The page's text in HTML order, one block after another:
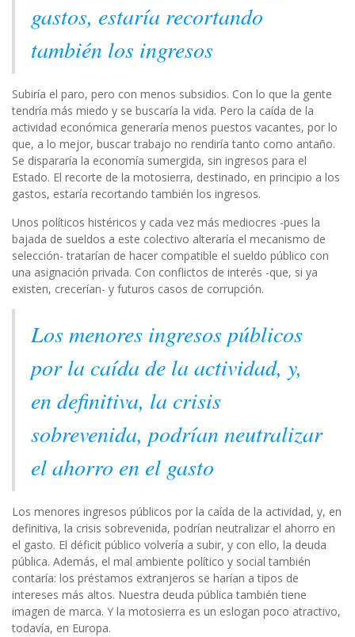
gastos, estaría recortando
también los ingresos
Subiría el paro, pero con menos subsidios. Con lo que la gente
tendría más miedo y se buscaría la vida. Pero la caída de la
actividad económica generaría menos puestos vacantes, por lo
que, a lo mejor, buscar trabajo no rendiría tanto como antaño.
Se dispararía la economía sumergida, sin ingresos para el
Estado. El recorte de la motosierra, destinado, en principio a los
gastos, estaría recortando también los ingresos.
Unos políticos histéricos y cada vez más mediocres -pues la
bajada de sueldos a este colectivo alteraría el mecanismo de
selección- tratarían de hacer compatible el sueldo público con
una asignación privada. Con conflictos de interés -que, si ya
existen, crecerían- y futuros casos de corrupción.
Los menores ingresos públicos
por la caída de la actividad, y,
en definitiva, la crisis
sobrevenida, podrían neutralizar
el ahorro en el gasto
Los menores ingresos públicos por la caída de la actividad, y, en
definitiva, la crisis sobrevenida, podrían neutralizar el ahorro en
el gasto. El déficit público volvería a subir, y con ello, la deuda
pública. Además, el mal ambiente político y social también
contaría: los préstamos extranjeros se harían a tipos de
intereses más altos. Nuestra deuda pública también tiene
imagen de marca. Y la motosierra es un eslogan poco atractivo,
todavía, en Europa.